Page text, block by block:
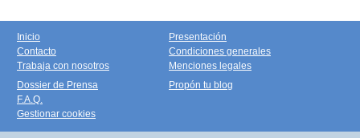
Inicio
Contacto
Trabaja con nosotros
Presentación
Condiciones generales
Menciones legales
Dossier de Prensa
F.A.Q.
Gestionar cookies
Propón tu blog